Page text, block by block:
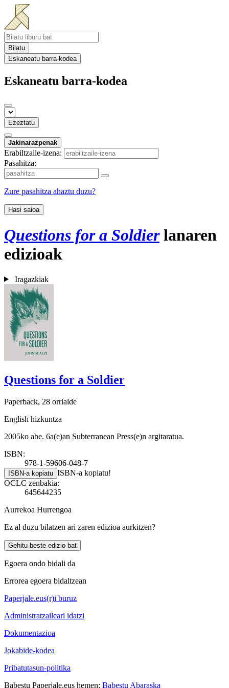
Bilatu
Eskaneatu barra-kodea
Eskaneatu barra-kodea
Ezeztatu
Jakinarazpenak
Erabiltzaile-izena:
Pasahitza:
Zure pasahitza ahaztu duzu?
Hasi saioa
Questions for a Soldierlanaren
edizioak
Iragazkiak
Questions for a Soldier
Paperback, 28 orrialde
English hizkuntza
2005ko abe. 6a(e)an Subterranean Press(e)n argitaratua.
ISBN:
978-1-59606-048-7
ISBN-a kopiatu ISBN-a kopiatu!
OCLC zenbakia:
645644235
Aurrekoa Hurrengoa
Ez al duzu bilatzen ari zaren edizioa aurkitzen?
Gehitu beste edizio bat
Egoera ondo bidali da
Errorea egoera bidaltzean
Paperjale.eus(r)i buruz
Administratzaileari idatzi
Dokumentazioa
Jokabide-kodea
Pribatutasun-politika
Babestu Paperjale.eus hemen: Babestu Abaraska